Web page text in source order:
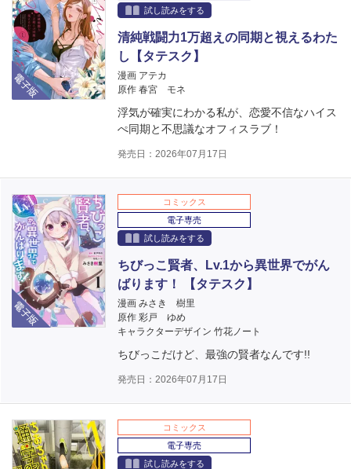
電子版
試し読みをする
清純戦闘力1万超えの同期と視えるわた
し【タテスク】
漫画 アテカ
原作 春宮 モネ
浮気が確実にわかる私が、恋愛不信なハイス
ぺ同期と不思議なオフィスラブ！
発売日：2026年07月17日
電子版
コミックス
電子専売
試し読みをする
ちびっこ賢者、Lv.1から異世界でがん
ばります！ 【タテスク】
漫画 みさき 樹里
原作 彩戸 ゆめ
キャラクターデザイン 竹花ノート
ちびっこだけど、最強の賢者なんです!!
発売日：2026年07月17日
コミックス
電子専売
試し読みをする